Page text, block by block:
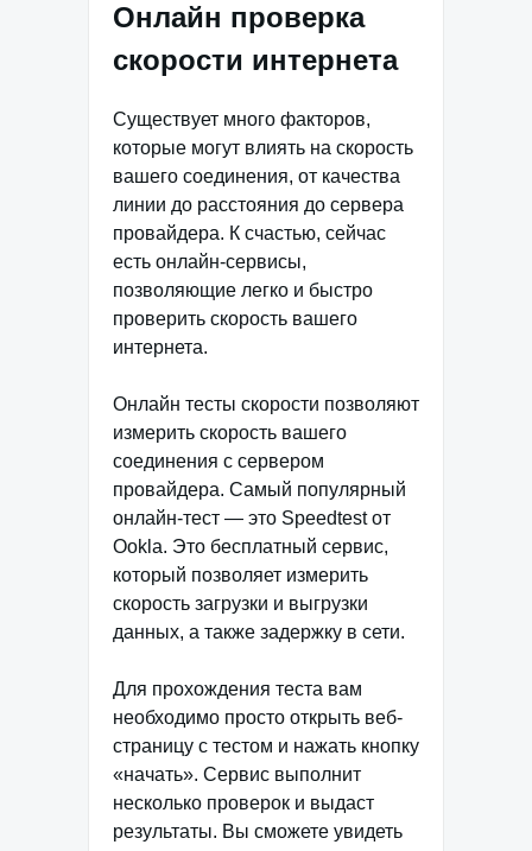
Онлайн проверка
скорости интернета
Существует много факторов,
которые могут влиять на скорость
вашего соединения, от качества
линии до расстояния до сервера
провайдера. К счастью, сейчас
есть онлайн-сервисы,
позволяющие легко и быстро
проверить скорость вашего
интернета.
Онлайн тесты скорости позволяют
измерить скорость вашего
соединения с сервером
провайдера. Самый популярный
онлайн-тест — это Speedtest от
Ookla. Это бесплатный сервис,
который позволяет измерить
скорость загрузки и выгрузки
данных, а также задержку в сети.
Для прохождения теста вам
необходимо просто открыть веб-
страницу с тестом и нажать кнопку
«начать». Сервис выполнит
несколько проверок и выдаст
результаты. Вы сможете увидеть